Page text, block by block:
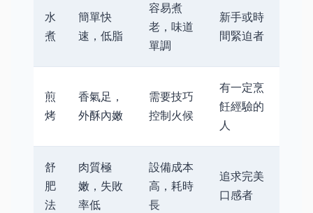
水
煮
簡單快
速，低脂
容易煮
老，味道
單調
新手或時
間緊迫者
煎
烤
香氣足，
外酥內嫩
需要技巧
控制火候
有一定烹
飪經驗的
人
舒
肥
法
肉質極
嫩，失敗
率低
設備成本
高，耗時
長
追求完美
口感者